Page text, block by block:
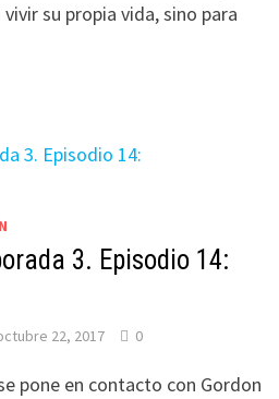
su propia vida, sino para
3. Episodio 14:
22, 2017 0
pone en contacto con Gordon